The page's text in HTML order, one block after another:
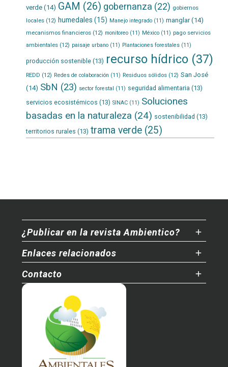
verde(14) GAM (26) gobernanza (22) gobiernos
locales(12) humedales (15) Manejo integrado(11) manglar(14)
mecanismos financieros(12) monitoreo(11) México(11) pago servicios
ambientales(12) paisaje urbano(11) Plantaciones forestales(11)
producción sostenible(13) recurso hídrico(37)
REDD (12) Redes de colaboración (11) Residuos sólidos(12) San José
(14) SbN (23) sector forestal (11) seguridad alimentaria (13)
servicios ecosistémicos (13) SINAC(11) Soluciones
basadas en la naturaleza (24) sostenibilidad (13)
territorios rurales (13) trama verde(25)
¿Publicar en la revista Ambientico?
Enlaces relacionados
Contacto